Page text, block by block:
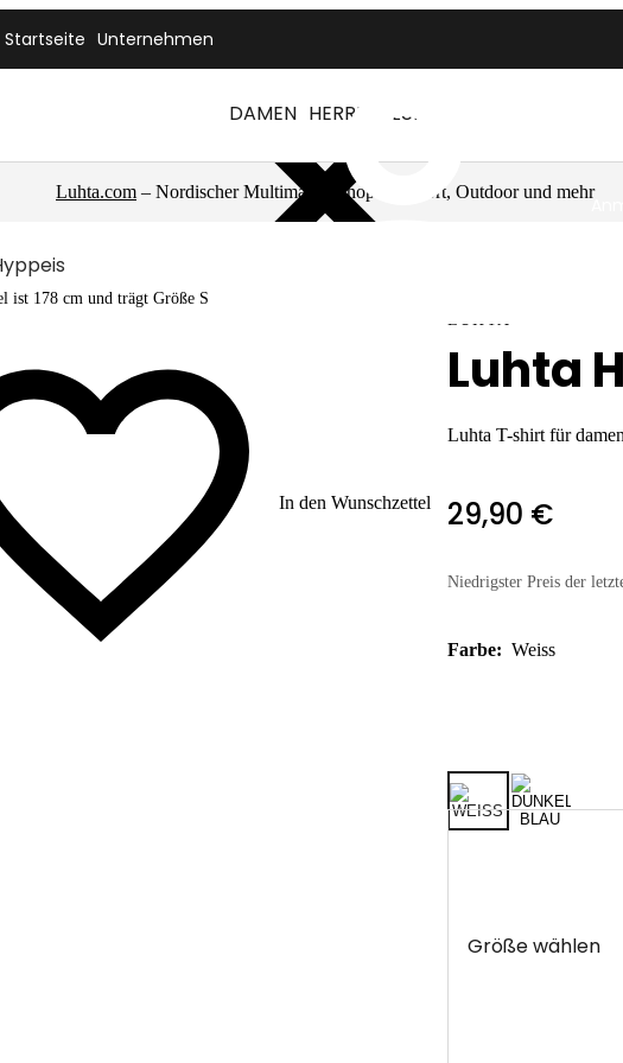
Startseite Unternehmen
DAMEN HERREN LUHTA
Luhta.com – Nordischer Multimarkenshop für Sport, Outdoor und mehr
In den Wunschzettel
ist 178 cm und trägt Größe S
LUHTA
Luhta
Luhta T-shirt für damen
29,90 €
Niedrigster Preis der
Farbe: Weiss
Größe wählen